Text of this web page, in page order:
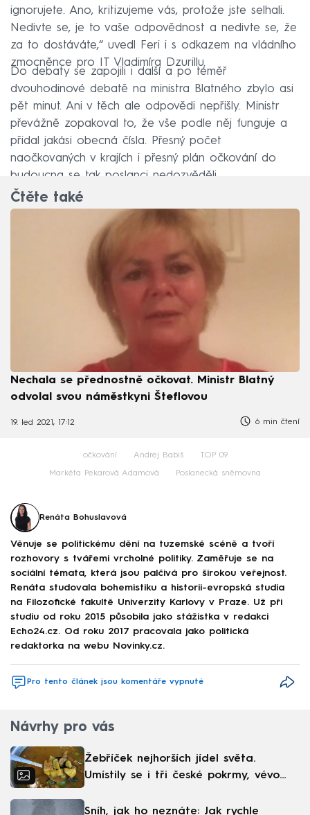
ignorujete. Ano, kritizujeme vás, protože jste selhali.
Nedivte se, je to vaše odpovědnost a nedivte se, že
za to dostáváte,“ uvedl Feri i s odkazem na vládního
zmocněnce pro IT Vladimíra Dzurillu.
Do debaty se zapojili i další a po téměř
dvouhodinové debatě na ministra Blatného zbylo asi
pět minut. Ani v těch ale odpovědi nepřišly. Ministr
převážně zopakoval to, že vše podle něj funguje a
přidal jakási obecná čísla. Přesný počet
naočkovaných v krajích i přesný plán očkování do
budoucna se tak poslanci nedozvěděli.
Čtěte také
Nechala se přednostně očkovat. Ministr Blatný
odvolal svou náměstkyni Šteflovou
19. led 2021, 17:12 6 min čtení
očkování Andrej Babiš TOP 09
Markéta Pekarová Adamová Poslanecká sněmovna
Renáta Bohuslavová
Věnuje se politickému dění na tuzemské scéně a tvoří
rozhovory s tvářemi vrcholné politiky. Zaměřuje se na
sociální témata, která jsou palčivá pro širokou veřejnost.
Renáta studovala bohemistiku a historii-evropská studia
na Filozofické fakultě Univerzity Karlovy v Praze. Už při
studiu od roku 2015 působila jako stážistka v redakci
Echo24.cz. Od roku 2017 pracovala jako politická
redaktorka na webu Novinky.cz.
Pro tento článek jsou komentáře vypnuté
Návrhy pro vás
Žebříček nejhorších jídel světa.
Umístily se i tři české pokrmy, vévodí
Sníh, jak ho neznáte: Jak rychle